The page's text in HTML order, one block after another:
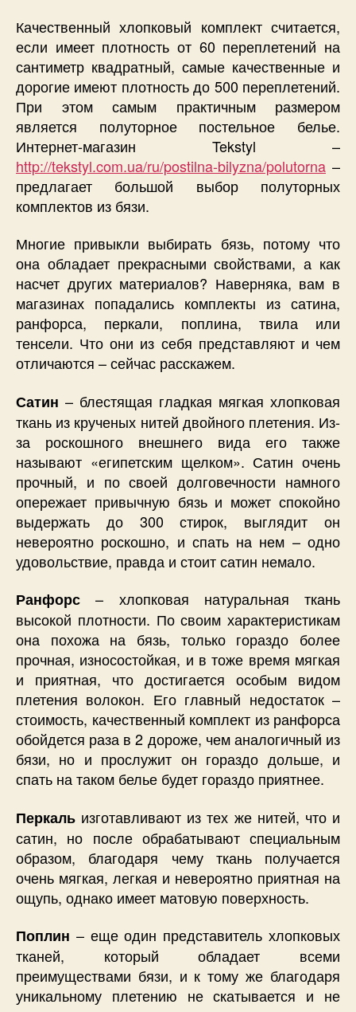
Качественный хлопковый комплект считается,
если имеет плотность от 60 переплетений на
сантиметр квадратный, самые качественные и
дорогие имеют плотность до 500 переплетений.
При этом самым практичным размером
является полуторное постельное белье.
Интернет-магазин Tekstyl –
http://tekstyl.com.ua/ru/postilna-bilyzna/polutorna –
предлагает большой выбор полуторных
комплектов из бязи.
Многие привыкли выбирать бязь, потому что
она обладает прекрасными свойствами, а как
насчет других материалов? Наверняка, вам в
магазинах попадались комплекты из сатина,
ранфорса, перкали, поплина, твила или
тенсели. Что они из себя представляют и чем
отличаются – сейчас расскажем.
Сатин – блестящая гладкая мягкая хлопковая
ткань из крученых нитей двойного плетения. Из-
за роскошного внешнего вида его также
называют «египетским щелком». Сатин очень
прочный, и по своей долговечности намного
опережает привычную бязь и может спокойно
выдержать до 300 стирок, выглядит он
невероятно роскошно, и спать на нем – одно
удовольствие, правда и стоит сатин немало.
Ранфорс– хлопковая натуральная ткань
высокой плотности. По своим характеристикам
она похожа на бязь, только гораздо более
прочная, износостойкая, и в тоже время мягкая
и приятная, что достигается особым видом
плетения волокон. Его главный недостаток –
стоимость, качественный комплект из ранфорса
обойдется раза в 2 дороже, чем аналогичный из
бязи, но и прослужит он гораздо дольше, и
спать на таком белье будет гораздо приятнее.
Перкаль изготавливают из тех же нитей, что и
сатин, но после обрабатывают специальным
образом, благодаря чему ткань получается
очень мягкая, легкая и невероятно приятная на
ощупь, однако имеет матовую поверхность.
Поплин – еще один представитель хлопковых
тканей, который обладает всеми
преимуществами бязи, и к тому же благодаря
уникальному плетению не скатывается и не